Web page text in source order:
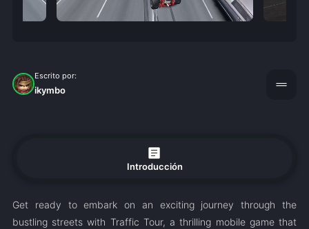
Escrito por:
ikymbo drag_handle
article
Introducción
Get ready to embark on an exciting journey through the
bustling streets with Traffic Tour, a thrilling mobile game that